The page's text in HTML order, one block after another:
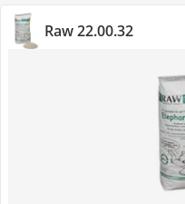
Raw 22.00.32